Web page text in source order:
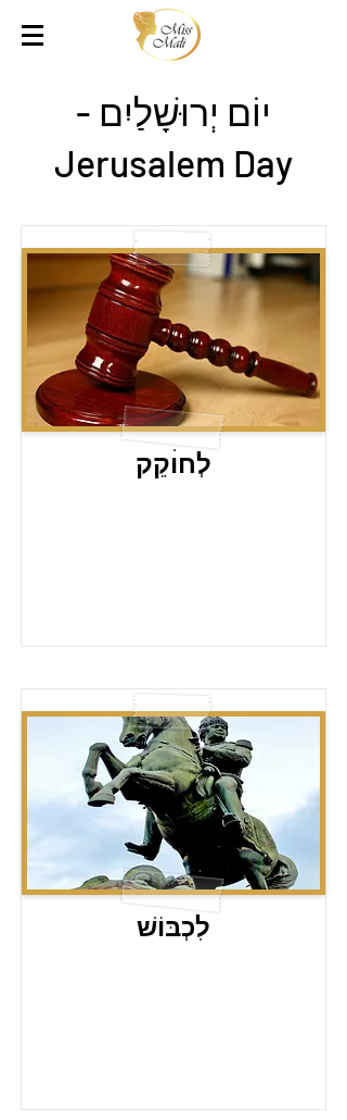
יוֹם יְרוּשָׁלַיִם -
Jerusalem Day
לְחוׄקֵק
לִכְבּוֹשׁ